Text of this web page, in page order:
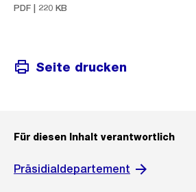
PDF | 220 KB
Seite drucken
Für diesen Inhalt verantwortlich
Präsidialdepartement